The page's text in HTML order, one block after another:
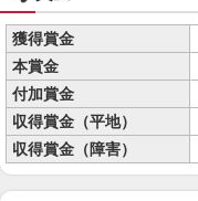
獲得賞金
本賞金
付加賞金
収得賞金（平地）
収得賞金（障害）